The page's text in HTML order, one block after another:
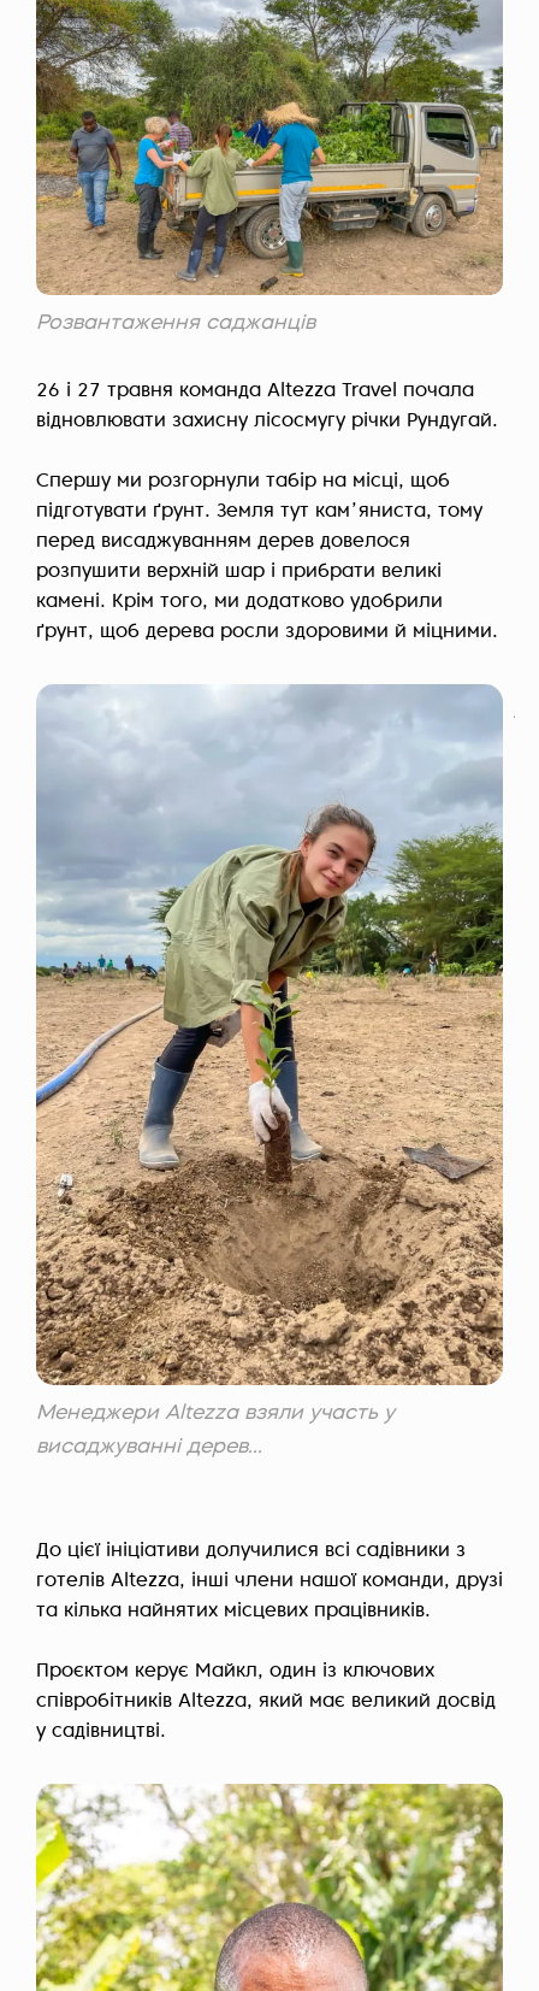
Розвантаження саджанців
26 і 27 травня команда Altezza Travel почала
відновлювати захисну лісосмугу річки Рундугай.
Спершу ми розгорнули табір на місці, щоб
підготувати ґрунт. Земля тут камʼяниста, тому
перед висаджуванням дерев довелося
розпушити верхній шар і прибрати великі
камені. Крім того, ми додатково удобрили
ґрунт, щоб дерева росли здоровими й міцними.
Менеджери Altezza взяли участь у
висаджуванні дерев...
...
До цієї ініціативи долучилися всі садівники з
готелів Altezza, інші члени нашої команди, друзі
та кілька найнятих місцевих працівників.
Проєктом керує Майкл, один із ключових
співробітників Altezza, який має великий досвід
у садівництві.